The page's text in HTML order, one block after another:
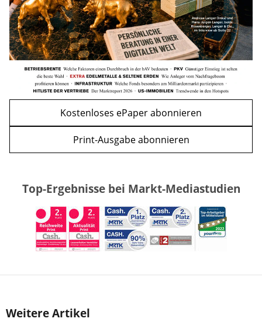
Kostenloses ePaper abonnieren
Print-Ausgabe abonnieren
Top-Ergebnisse bei Markt-Mediastudien
Weitere Artikel